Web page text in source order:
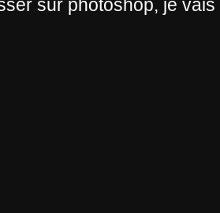
sur photoshop, je